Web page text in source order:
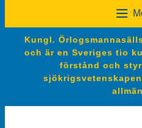
Kungl.
och är en Sveriges tio
förstånd och